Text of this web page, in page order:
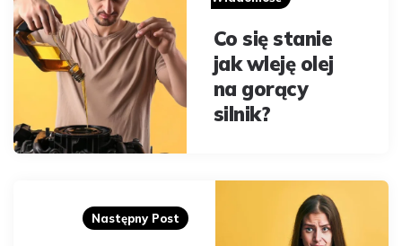
Co się stanie
jak wleję olej
na gorący
silnik?
Następny Post